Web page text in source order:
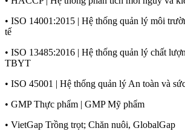
• ISO 14001:2015 | Hệ thống quản lý môi
tế
• ISO 13485:2016 | Hệ thống quản lý chất
TBYT
• ISO 45001 | Hệ thống quản lý An toàn và
• GMP Thực phẩm | GMP Mỹ phẩm
• VietGap Trồng trọt; Chăn nuôi, GlobalGap